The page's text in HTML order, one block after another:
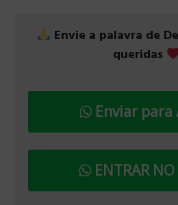
Envie a palavra de
queridas
Enviar para
ENTRAR